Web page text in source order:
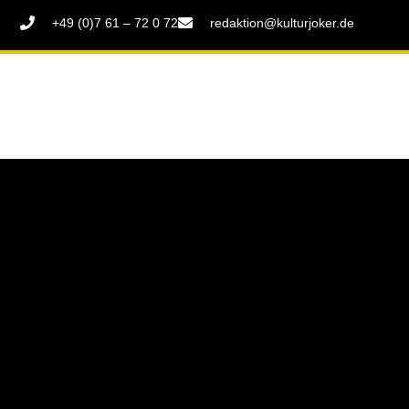
+49 (0)7 61 – 72 0 72 redaktion@kulturjoker.de